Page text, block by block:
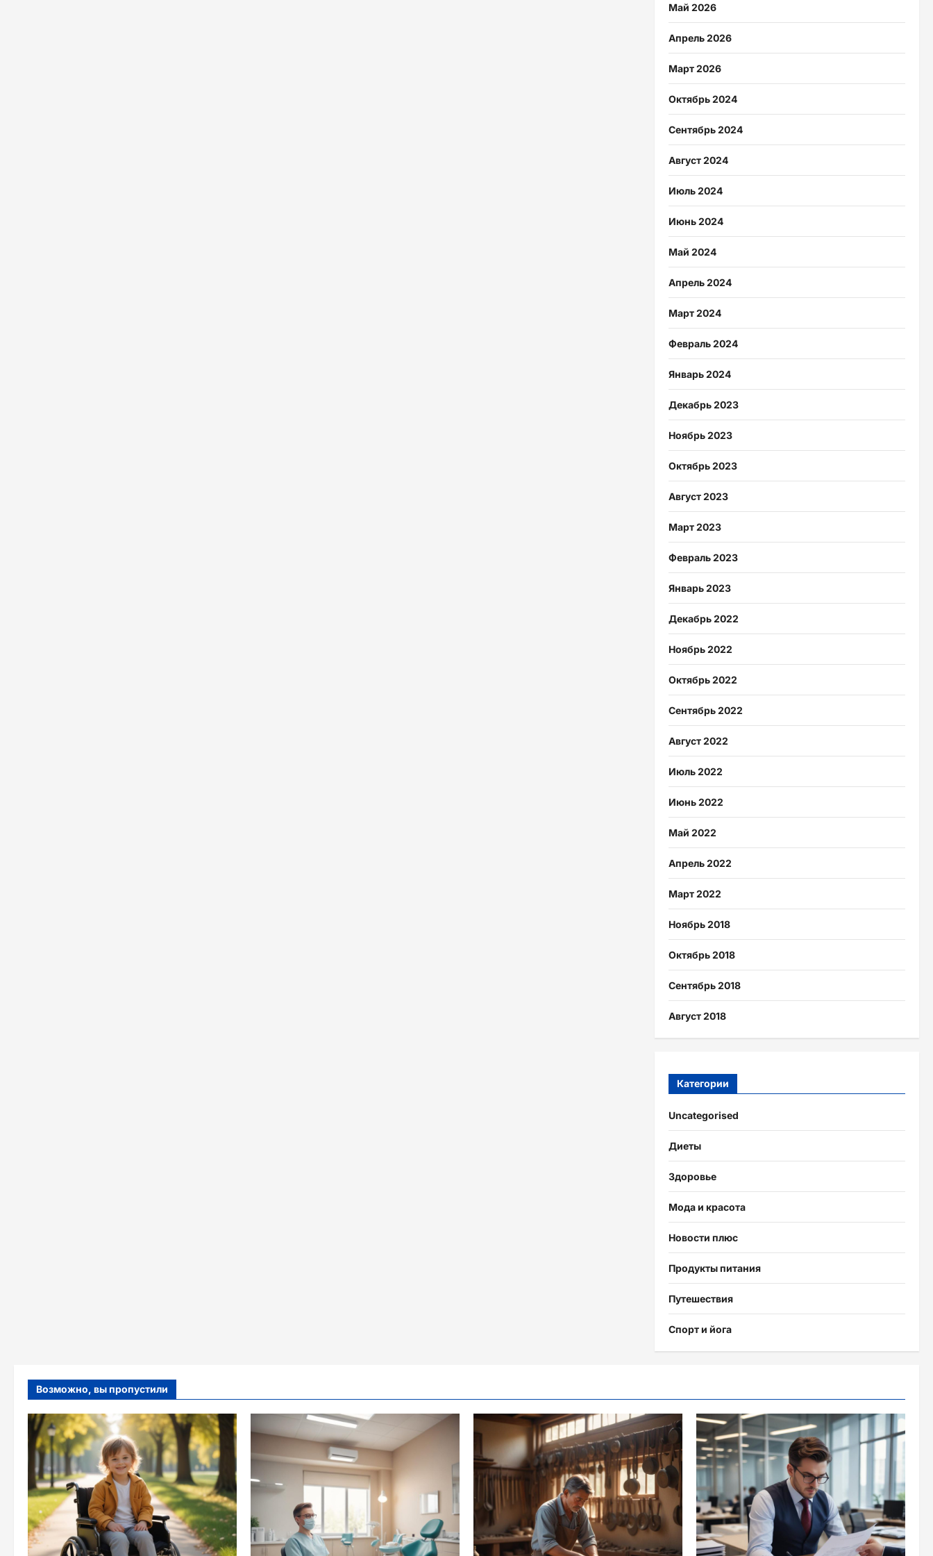
Май 2026
Апрель 2026
Март 2026
Октябрь 2024
Сентябрь 2024
Август 2024
Июль 2024
Июнь 2024
Май 2024
Апрель 2024
Март 2024
Февраль 2024
Январь 2024
Декабрь 2023
Ноябрь 2023
Октябрь 2023
Август 2023
Март 2023
Февраль 2023
Январь 2023
Декабрь 2022
Ноябрь 2022
Октябрь 2022
Сентябрь 2022
Август 2022
Июль 2022
Июнь 2022
Май 2022
Апрель 2022
Март 2022
Ноябрь 2018
Октябрь 2018
Сентябрь 2018
Август 2018
Категории
Uncategorised
Диеты
Здоровье
Мода и красота
Новости плюс
Продукты питания
Путешествия
Спорт и йога
Возможно, вы пропустили